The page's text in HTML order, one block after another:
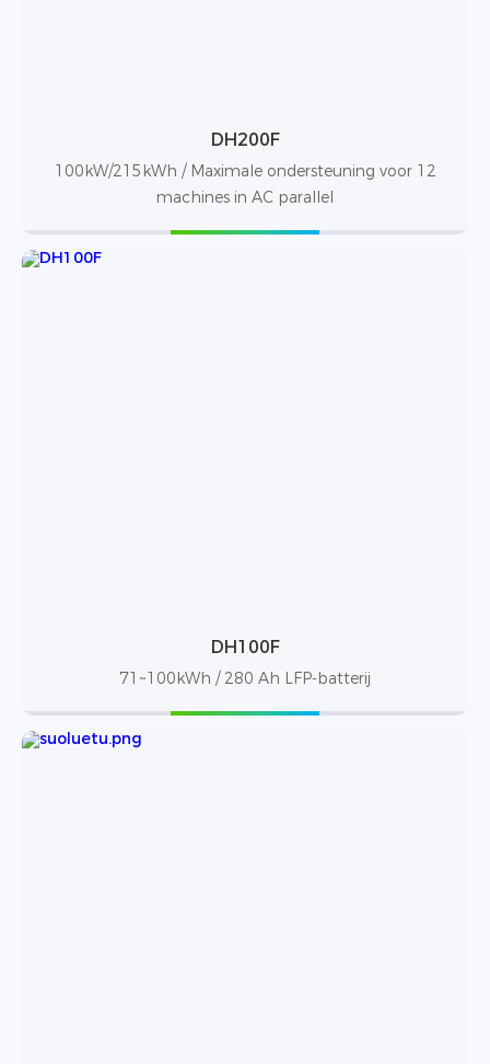
DH200F
100kW/215kWh / Maximale ondersteuning voor 12
machines in AC parallel
DH100F
71~100kWh / 280 Ah LFP-batterij